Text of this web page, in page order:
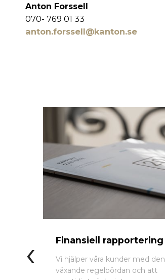
Anton Forssell
070- 769 01 33
anton.forssell@kanton.se
Finansiell rapportering
Vi hjälper våra kunder med den
växande regelbördan och att
‹